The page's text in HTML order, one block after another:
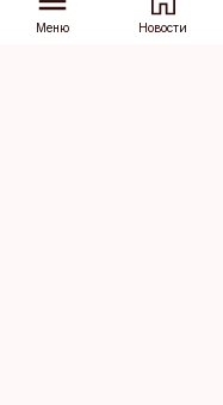
Меню Новости